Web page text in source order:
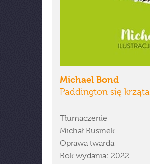
Michael Bond
Paddington się krząta
Tłumaczenie
Michał Rusinek
Oprawa twarda
Rok wydania: 2022